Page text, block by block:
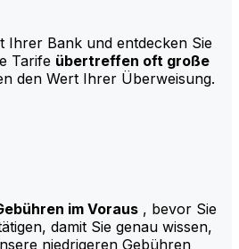
Ihrer Bank und entdecken Sie
Tarife übertreffen oft große
den Wert Ihrer Überweisung.
im Voraus , bevor Sie
damit Sie genau wissen,
niedrigeren Gebühren